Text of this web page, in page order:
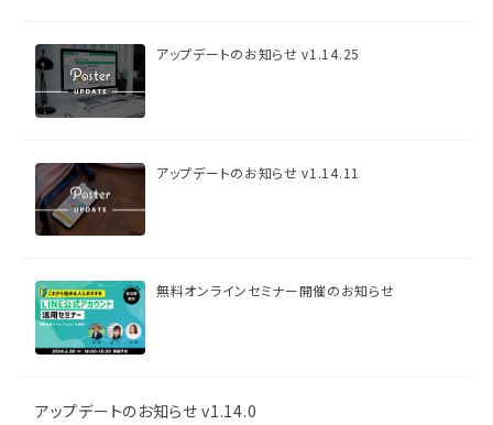
アップデートのお知らせ v1.14.25
アップデートのお知らせ v1.14.11
無料オンラインセミナー開催のお知らせ
アップデートのお知らせ v1.14.0